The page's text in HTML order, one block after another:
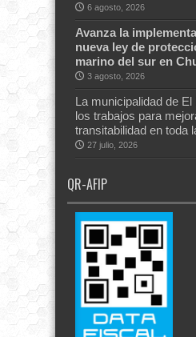
6 agosto, 2026
Avanza la
nueva ley de
marino del sur en
3 agosto, 2026
La municipalidad de
los trabajos para
transitabilidad en toda
27 julio, 2026
QR-AFIP